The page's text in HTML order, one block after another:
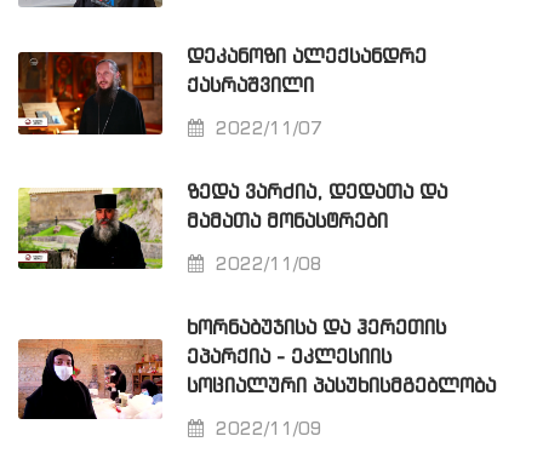
ᲓᲔᲙᲐᲜᲝᲖᲘ ᲐᲚᲔᲥᲡᲐᲜᲓᲠᲔ
ᲥᲐᲡᲠᲐᲨᲕᲘᲚᲘ
2022/11/07
ᲖᲔᲓᲐ ᲕᲐᲠᲫᲘᲐ, ᲓᲔᲓᲐᲗᲐ ᲓᲐ
ᲛᲐᲛᲐᲗᲐ ᲛᲝᲜᲐᲡᲢᲠᲔᲑᲘ
2022/11/08
ᲮᲝᲠᲜᲐᲑᲣᲯᲘᲡᲐ ᲓᲐ ᲰᲔᲠᲔᲗᲘᲡ
ᲔᲞᲐᲠᲥᲘᲐ - ᲔᲙᲚᲔᲡᲘᲘᲡ
ᲡᲝᲪᲘᲐᲚᲣᲠᲘ ᲞᲐᲡᲣᲮᲘᲡᲛᲒᲔᲑᲚᲝᲑᲐ
2022/11/09